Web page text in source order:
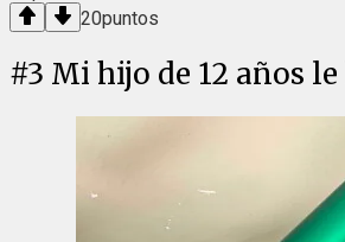
20puntos
#3 Mi hijo de 12 años